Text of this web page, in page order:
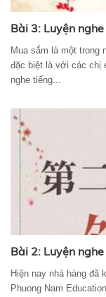
Bài 3: Luyện
Mua sắm là một trong
đặc biệt là với các chị
nghe tiếng...
Bài 2: Luyện
Hiện nay nhà hàng
Phuong Nam